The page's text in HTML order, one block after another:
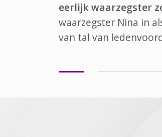
eerlijk waarzegster
waarzegster Nina in
van tal van